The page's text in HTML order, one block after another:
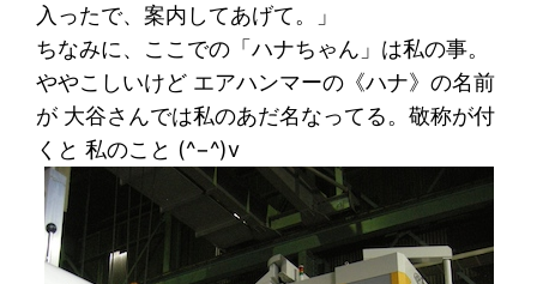
入ったで、案内してあげて。」
ちなみに、ここでの「ハナちゃん」は私の事。
ややこしいけど エアハンマーの《ハナ》の名前
が 大谷さんでは私のあだ名なってる。敬称が付
くと 私のこと (^−^)v